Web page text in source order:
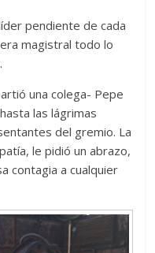
pendiente de cada
magistral todo lo
una colega- Pepe
las lágrimas
del gremio. La
le pidió un abrazo,
contagia a cualquier